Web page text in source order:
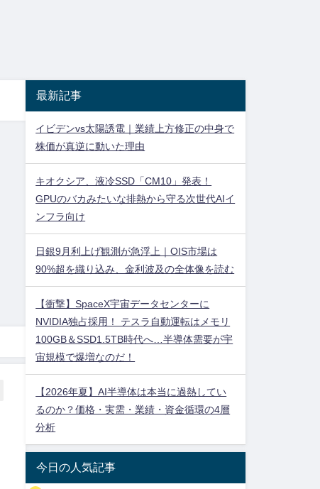
最新記事
イビデンvs太陽誘電｜業績上方修正の中身で
株価が真逆に動いた理由
キオクシア、液冷SSD「CM10」発表！
GPUのバカみたいな排熱から守る次世代AIイ
ンフラ向け
日銀9月利上げ観測が急浮上｜OIS市場は
90%超を織り込み、金利波及の全体像を読む
【衝撃】SpaceX宇宙データセンターに
NVIDIA独占採用！ テスラ自動運転はメモリ
100GB＆SSD1.5TB時代へ…半導体需要が宇
宙規模で爆増なのだ！
【2026年夏】AI半導体は本当に過熱してい
るのか？価格・実需・業績・資金循環の4層
分析
今日の人気記事